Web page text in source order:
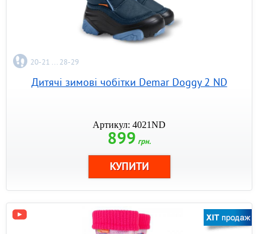
20-21 ... 28-29
Дитячі зимові чобітки Demar Doggy 2 ND
Артикул: 4021ND
899 грн.